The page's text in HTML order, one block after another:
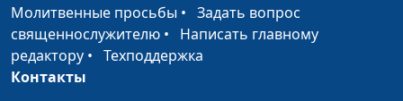
Иосифа
Алексей Мошкин,
священнослужитель
Сущность греха
Молитвенные просьбы • Задать вопрос
священнослужителю • Написать главному
редактору • Техподдержка
Контакты